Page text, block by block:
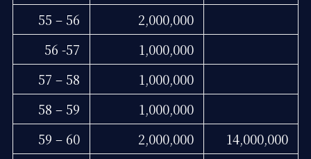
55 – 56
2,000,000
56 -57
1,000,000
57 – 58
1,000,000
58 – 59
1,000,000
59 – 60
2,000,000
14,000,000